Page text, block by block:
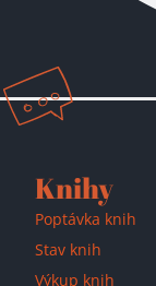
Knihy
Poptávka knih
Stav knih
Výkup knih